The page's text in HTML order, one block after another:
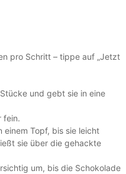
pro Schritt – tippe auf „Jetzt
und gebt sie in eine
fein.
einem Topf, bis sie leicht
sie über die gehackte
um, bis die Schokolade